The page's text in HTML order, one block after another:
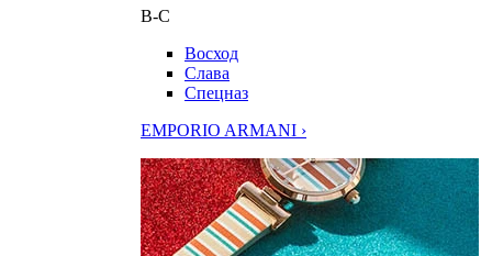
В-С
Восход
Слава
Спецназ
EMPORIO ARMANI ›